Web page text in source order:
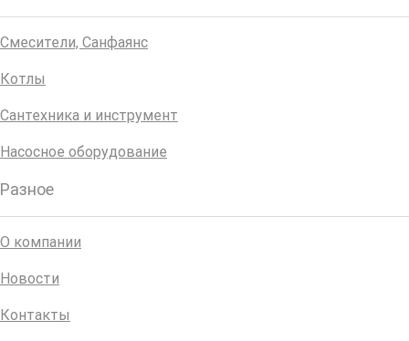
Смесители, Санфаянс
Котлы
Сантехника и инструмент
Насосное оборудование
Разное
О компании
Новости
Контакты